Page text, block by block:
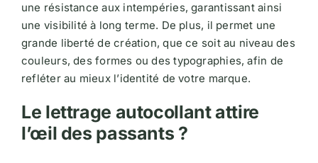
une résistance aux intempéries, garantissant ainsi
une visibilité à long terme. De plus, il permet une
grande liberté de création, que ce soit au niveau des
couleurs, des formes ou des typographies, afin de
refléter au mieux l’identité de votre marque.
Le lettrage autocollant attire
l’œil des passants ?